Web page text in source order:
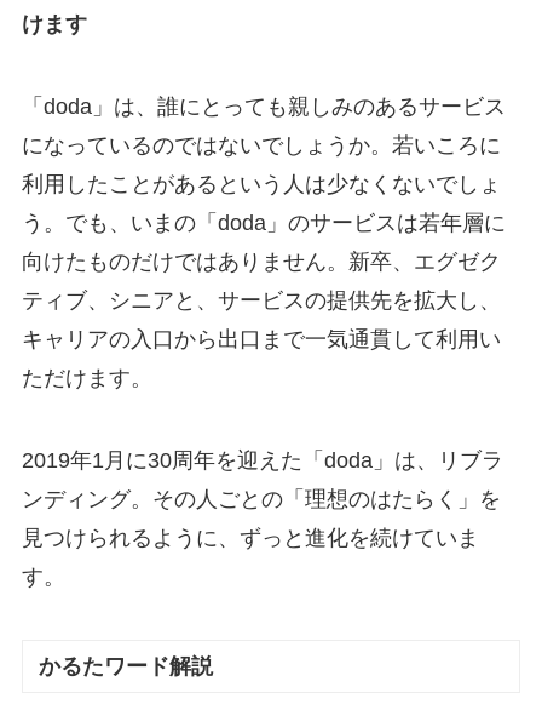
けます
「doda」は、誰にとっても親しみのあるサービス
になっているのではないでしょうか。若いころに
利用したことがあるという人は少なくないでしょ
う。でも、いまの「doda」のサービスは若年層に
向けたものだけではありません。新卒、エグゼク
ティブ、シニアと、サービスの提供先を拡大し、
キャリアの入口から出口まで一気通貫して利用い
ただけます。
2019年1月に30周年を迎えた「doda」は、リブラ
ンディング。その人ごとの「理想のはたらく」を
見つけられるように、ずっと進化を続けていま
す。
かるたワード解説